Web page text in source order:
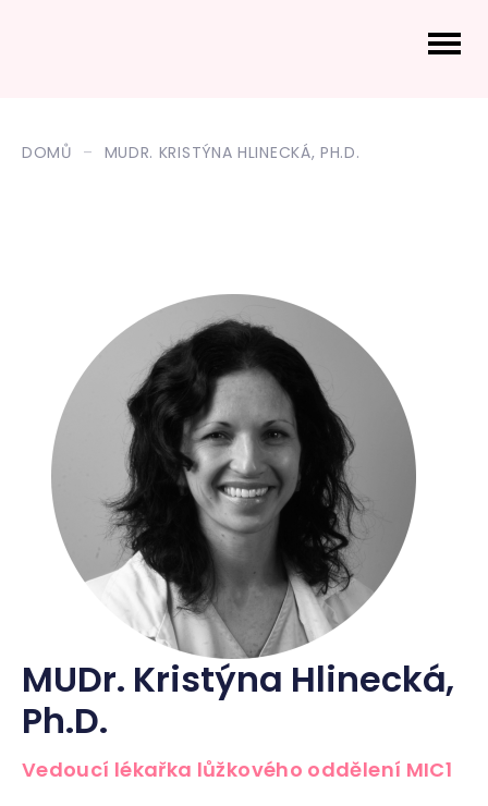
DOMŮ MUDR. KRISTÝNA HLINECKÁ, PH.D.
MUDr. Kristýna Hlinecká,
Ph.D.
Vedoucí lékařka lůžkového oddělení MIC1